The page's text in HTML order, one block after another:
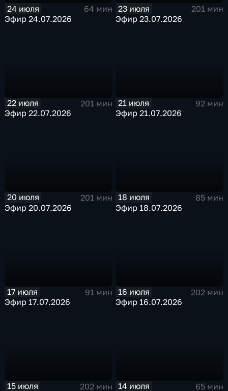
24 июля
64 мин
Эфир 24.07.2026
23 июля
201 мин
Эфир 23.07.2026
22 июля
201 мин
Эфир 22.07.2026
21 июля
92 мин
Эфир 21.07.2026
20 июля
201 мин
Эфир 20.07.2026
18 июля
85 мин
Эфир 18.07.2026
17 июля
91 мин
Эфир 17.07.2026
16 июля
202 мин
Эфир 16.07.2026
15 июля
202 мин
14 июля
65 мин